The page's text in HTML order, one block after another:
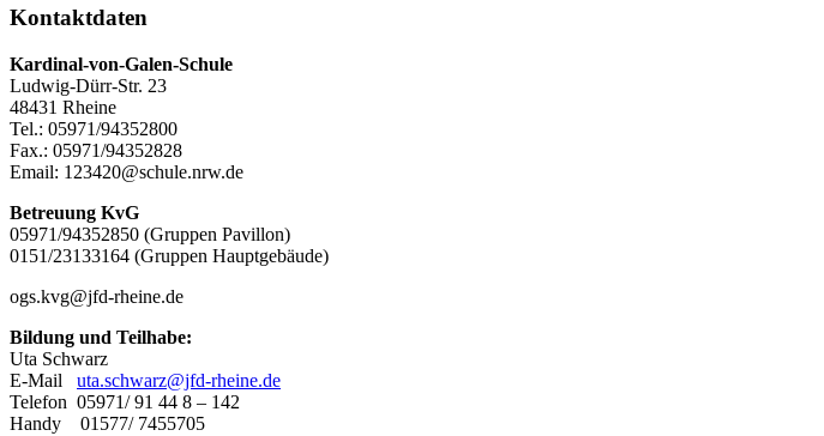
Kontaktdaten
Kardinal-von-Galen-Schule
Ludwig-Dürr-Str. 23
48431 Rheine
Tel.: 05971/94352800
Fax.: 05971/94352828
Email: 123420@schule.nrw.de
Betreuung KvG
05971/94352850 (Gruppen Pavillon)
0151/23133164 (Gruppen Hauptgebäude)
ogs.kvg@jfd-rheine.de
Bildung und Teilhabe:
Uta Schwarz
E-Mail uta.schwarz@jfd-rheine.de
Telefon 05971/ 91 44 8 – 142
Handy 01577/ 7455705